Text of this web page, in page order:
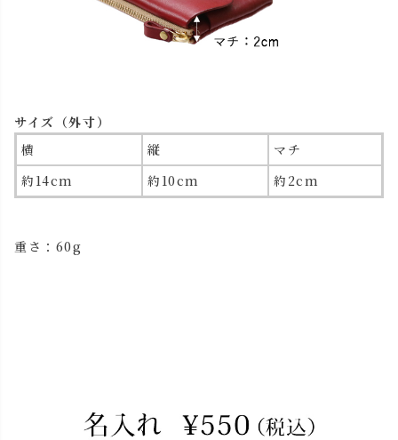
サイズ（外寸）
横
縦
マチ
約14cm
約10cm 約2cm
重さ：60g